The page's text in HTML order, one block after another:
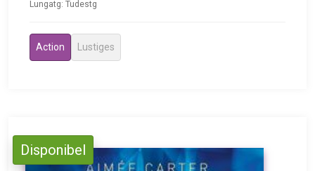
Lungatg: Tudestg
Action Lustiges
Disponibel